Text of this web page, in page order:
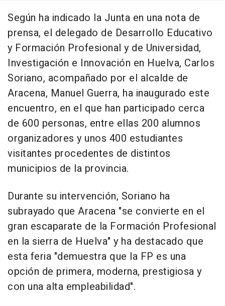
Según ha indicado la Junta en una nota de
prensa, el delegado de Desarrollo Educativo
y Formación Profesional y de Universidad,
Investigación e Innovación en Huelva, Carlos
Soriano, acompañado por el alcalde de
Aracena, Manuel Guerra, ha inaugurado este
encuentro, en el que han participado cerca
de 600 personas, entre ellas 200 alumnos
organizadores y unos 400 estudiantes
visitantes procedentes de distintos
municipios de la provincia.
Durante su intervención, Soriano ha
subrayado que Aracena "se convierte en el
gran escaparate de la Formación Profesional
en la sierra de Huelva" y ha destacado que
esta feria "demuestra que la FP es una
opción de primera, moderna, prestigiosa y
con una alta empleabilidad".